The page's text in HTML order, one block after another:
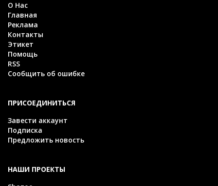
О Нас
Главная
Реклама
Контакты
Этикет
Помощь
RSS
Сообщить об ошибке
ПРИСОЕДИНИТЬСЯ
Завести аккаунт
Подписка
Предложить новость
НАШИ ПРОЕКТЫ